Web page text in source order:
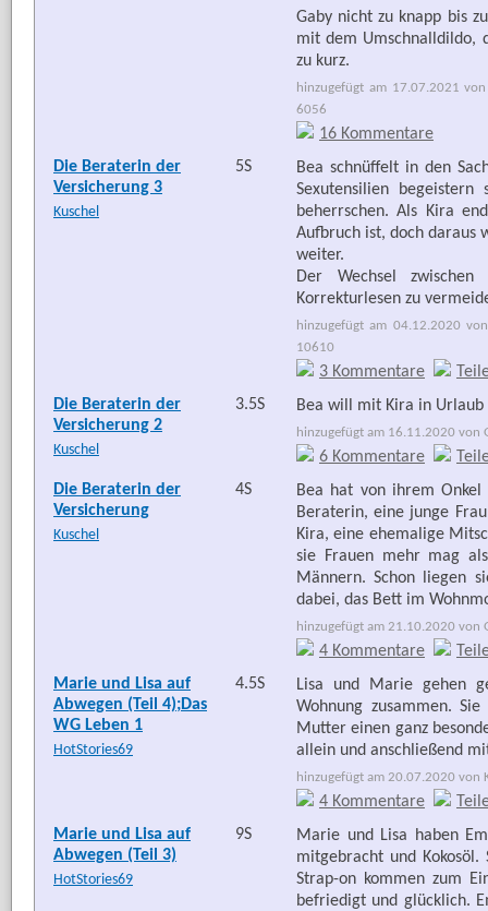
Gaby nicht zu knapp bis
mit dem Umschnalldildo,
zu kurz.
hinzugefügt am 17.07.2021
6056
16 Kommentare
Die Beraterin der
Versicherung 3
Kuschel
5S
Bea schnüffelt in den
Sexutensilien
beherrschen. Als Kira
Aufbruch ist, doch daraus
weiter.
Der Wechsel
Korrekturlesen zu
hinzugefügt am 04.12.2020
10610
3 Kommentare
Die Beraterin der
Versicherung 2
Kuschel
3.5S Bea will mit Kira in
hinzugefügt am 16.11.2020 von
6 Kommentare
Die Beraterin der
Versicherung
Kuschel
4S
Bea hat von ihrem
Beraterin, eine junge
Kira, eine ehemalige
sie Frauen mehr mag
Männern. Schon liegen
dabei, das Bett im
hinzugefügt am 21.10.2020 von
4 Kommentare
Marie und Lisa auf
Abwegen (Teil 4);Das
WG Leben 1
HotStories69
4.5S
Lisa und Marie gehen
Wohnung zusammen.
Mutter einen ganz
allein und anschließend
hinzugefügt am 20.07.2020 von
4 Kommentare
Marie und Lisa auf
Abwegen (Teil 3)
HotStories69
9S
Marie und Lisa haben
mitgebracht und
Strap-on kommen zum
befriedigt und glücklich.